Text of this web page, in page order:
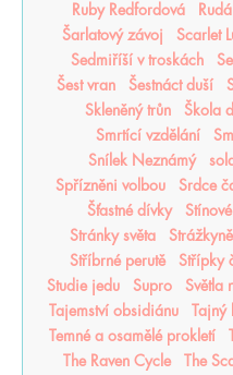
Ruby Redfordová
Šarlatový závoj
Scarlet
Sedmiříší v troskách
Šest vran
Šestnáct duší
Skleněný trůn
Škola
Smrtící vzdělání
Snílek Neznámý
Spřízněni volbou
Srdce
Šťastné dívky
Stránky světa
Stříbrné perutě
Střípky
Studie jedu
Supro Světla
Tajemství obsidiánu
Tajný
Temné a osamělé prokletí
The Raven Cycle
The